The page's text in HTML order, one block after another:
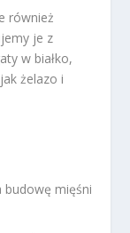
również
je z
w białko,
żelazo i
budowę mięśni